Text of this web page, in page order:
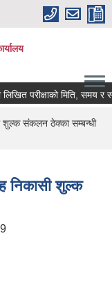
परीक्षाको मिति, समय र
शुल्क संकलन ठेक्का सम्बन्धी
निकासी शुल्क